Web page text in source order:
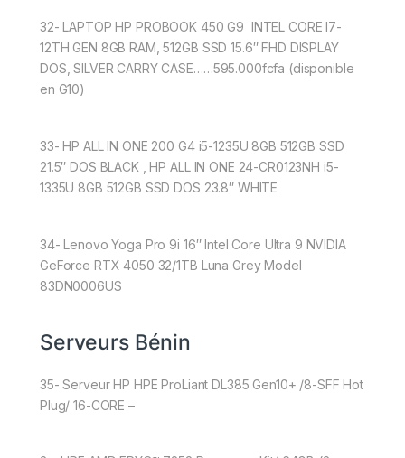
32- LAPTOP HP PROBOOK 450 G9 INTEL CORE I7-
12TH GEN 8GB RAM, 512GB SSD 15.6″ FHD DISPLAY
DOS, SILVER CARRY CASE……595.000fcfa (disponible
en G10)
33- HP ALL IN ONE 200 G4 i5-1235U 8GB 512GB SSD
21.5″ DOS BLACK , HP ALL IN ONE 24-CR0123NH i5-
1335U 8GB 512GB SSD DOS 23.8″ WHITE
34- Lenovo Yoga Pro 9i 16″ Intel Core Ultra 9 NVIDIA
GeForce RTX 4050 32/1TB Luna Grey Model
83DN0006US
Serveurs Bénin
35- Serveur HP HPE ProLiant DL385 Gen10+ /8-SFF Hot
Plug/ 16-CORE –